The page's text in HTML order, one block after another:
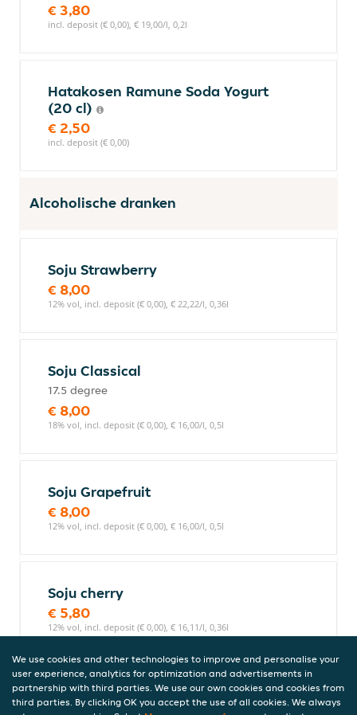
€ 3,80
incl. deposit (€ 0,00), € 19,00/l, 0,2l
Hatakosen Ramune Soda Yogurt
(20 cl)
€ 2,50
incl. deposit (€ 0,00)
Alcoholische dranken
Soju Strawberry
€ 8,00
12% vol, incl. deposit (€ 0,00), € 22,22/l, 0,36l
Soju Classical
17.5 degree
€ 8,00
18% vol, incl. deposit (€ 0,00), € 16,00/l, 0,5l
Soju Grapefruit
€ 8,00
12% vol, incl. deposit (€ 0,00), € 16,00/l, 0,5l
Soju cherry
€ 5,80
12% vol, incl. deposit (€ 0,00), € 16,11/l, 0,36l
Soju Fresh
We use cookies and other technologies to improve and personalise your
user experience, analytics for optimization and advertisements in
partnership with third parties. We use our own cookies and cookies from
third parties. By clicking OK you accept the use of all cookies. We always